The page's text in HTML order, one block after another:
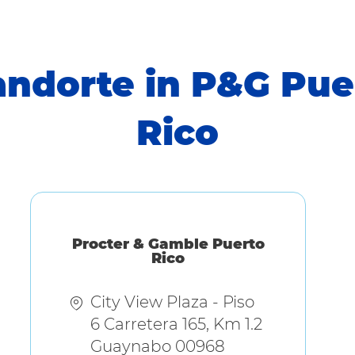
in P&G
Rico
Procter & Gamble Puerto
Rico
City View Plaza - Piso
6 Carretera 165, Km 1.2
Guaynabo 00968